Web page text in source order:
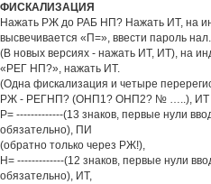
ФИСКАЛИЗАЦИЯ
Нажать РЖ до РАБ НП? Нажать ИТ, на
высвечивается «П=», ввести пароль
(В новых версиях - нажать ИТ, ИТ), на
«РЕГ НП?», нажать ИТ.
(Одна фискализация и четыре
РЖ - РЕГНП? (ОНП1? ОНП2? № …..), ИТ
Р= -------------(13 знаков, первые нули
обязательно), ПИ
(обратно только через РЖ!),
Н= -------------(12 знаков, первые нули
обязательно), ИТ,